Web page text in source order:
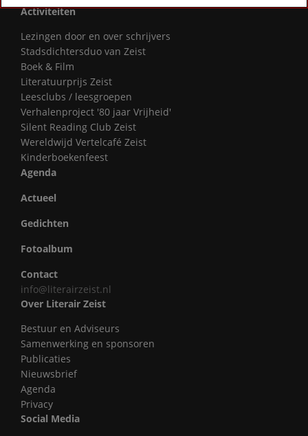
Activiteiten
Lezingen door en over schrijvers
Stadsdichtersduo van Zeist
Boek & Film
Literatuurprijs Zeist
Leesclubs / leesgroepen
Verhalenproject '80 jaar Vrijheid'
Silent Reading Club Zeist
Wereldwijd Vertelcafé Zeist
Kinderboekenfeest
Agenda
Actueel
Gedichten
Fotoalbum
Contact
info@literairzeist.nl
Over Literair Zeist
Bestuur en Adviseurs
Samenwerking en sponsoren
Publicaties
Nieuwsbrief
Agenda
Privacy
Social Media